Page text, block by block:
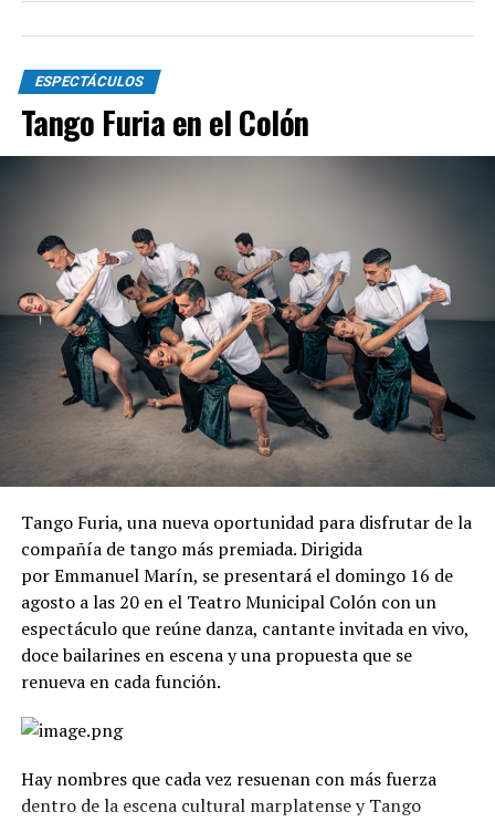
ESPECTÁCULOS
Tango Furia en el Colón
Tango Furia, una nueva oportunidad para disfrutar de la
compañía de tango más premiada. Dirigida
por Emmanuel Marín, se presentará el domingo 16 de
agosto a las 20 en el Teatro Municipal Colón con un
espectáculo que reúne danza, cantante invitada en vivo,
doce bailarines en escena y una propuesta que se
renueva en cada función.
Hay nombres que cada vez resuenan con más fuerza
dentro de la escena cultural marplatense y Tango